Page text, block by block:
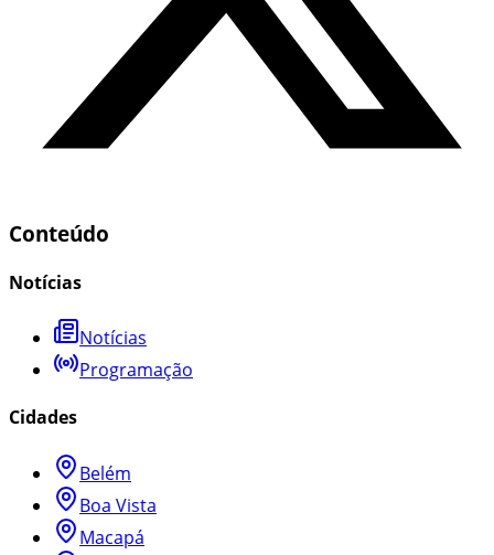
Conteúdo
Notícias
Notícias
Programação
Cidades
Belém
Boa Vista
Macapá